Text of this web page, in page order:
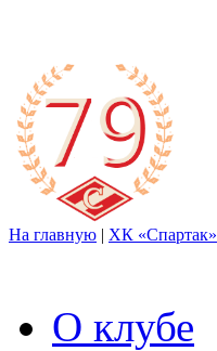
На главную | ХК «Спартак»
О клубе